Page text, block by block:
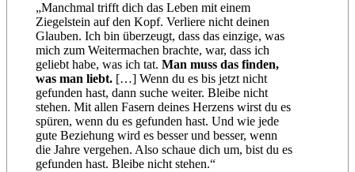
„Manchmal trifft dich das Leben mit einem
Ziegelstein auf den Kopf. Verliere nicht deinen
Glauben. Ich bin überzeugt, dass das einzige, was
mich zum Weitermachen brachte, war, dass ich
geliebt habe, was ich tat.Man muss das finden,
was man liebt. […] Wenn du es bis jetzt nicht
gefunden hast, dann suche weiter. Bleibe nicht
stehen. Mit allen Fasern deines Herzens wirst du es
spüren, wenn du es gefunden hast. Und wie jede
gute Beziehung wird es besser und besser, wenn
die Jahre vergehen. Also schaue dich um, bist du es
gefunden hast. Bleibe nicht stehen.“